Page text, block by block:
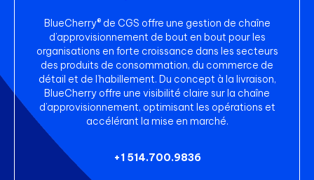
BlueCherry® de CGS offre une gestion de chaîne
d’approvisionnement de bout en bout pour les
organisations en forte croissance dans les secteurs
des produits de consommation, du commerce de
détail et de l’habillement. Du concept à la livraison,
BlueCherry offre une visibilité claire sur la chaîne
d’approvisionnement, optimisant les opérations et
accélérant la mise en marché.
+1 514.700.9836